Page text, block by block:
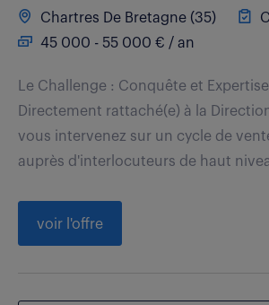
Chartres De Bretagne (35)
45 000 - 55 000 € / an
Le Challenge : Conquête et
Directement rattaché(e) à la
vous intervenez sur un cycle de
auprès d'interlocuteurs de haut
voir l'offre